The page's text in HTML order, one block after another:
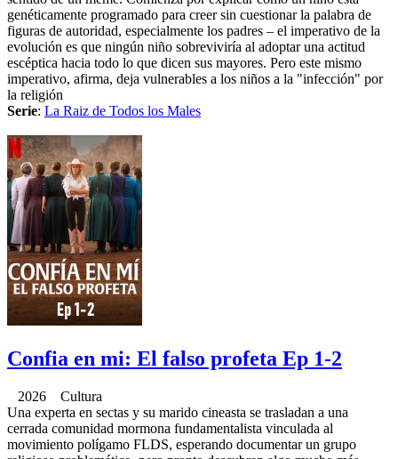
genéticamente programado para creer sin cuestionar la palabra de
figuras de autoridad, especialmente los padres – el imperativo de la
evolución es que ningún niño sobreviviría al adoptar una actitud
escéptica hacia todo lo que dicen sus mayores. Pero este mismo
imperativo, afirma, deja vulnerables a los niños a la "infección" por
la religión
Serie: La Raiz de Todos los Males
Confia en mi: El falso profeta Ep 1-2
2026 Cultura
Una experta en sectas y su marido cineasta se trasladan a una
cerrada comunidad mormona fundamentalista vinculada al
movimiento polígamo FLDS, esperando documentar un grupo